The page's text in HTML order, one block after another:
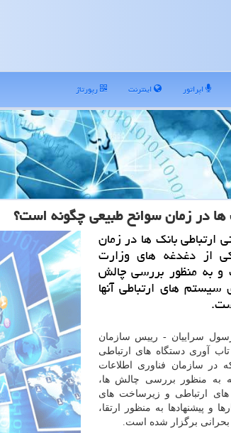
اپراتور اینترنت رپورتاژ
ها در زمان سوانح طبیعی چگونه است؟
ارتباطی بانك ها در زمان
از دغدغه های وزارت
و به منظور بررسی چالش
سیستم های ارتباطی آنها
سراییان - رییس سازمان
آوری دستگاه های ارتباطی
در سازمان فناوری اطلاعات
به منظور بررسی چالش ها،
های ارتباطی و زیرساخت های
و پیشنهادها به منظور ارتقا،
برگزار شده است.